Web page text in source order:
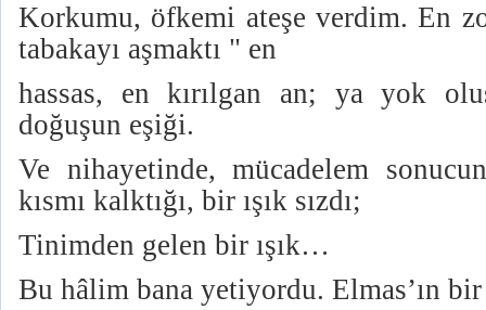
Korkumu, öfkemi ateşe verdim. En
tabakayı aşmaktı " en
hassas, en kırılgan an; ya yok
doğuşun eşiği.
Ve nihayetinde, mücadelem
kısmı kalktığı, bir ışık sızdı;
Tinimden gelen bir ışık…
Bu hâlim bana yetiyordu. Elmas’ın